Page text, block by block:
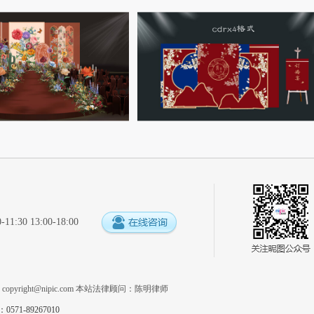
13:00-18:00
copyright@nipic.com 本站法律顾问：陈明律师
89267010